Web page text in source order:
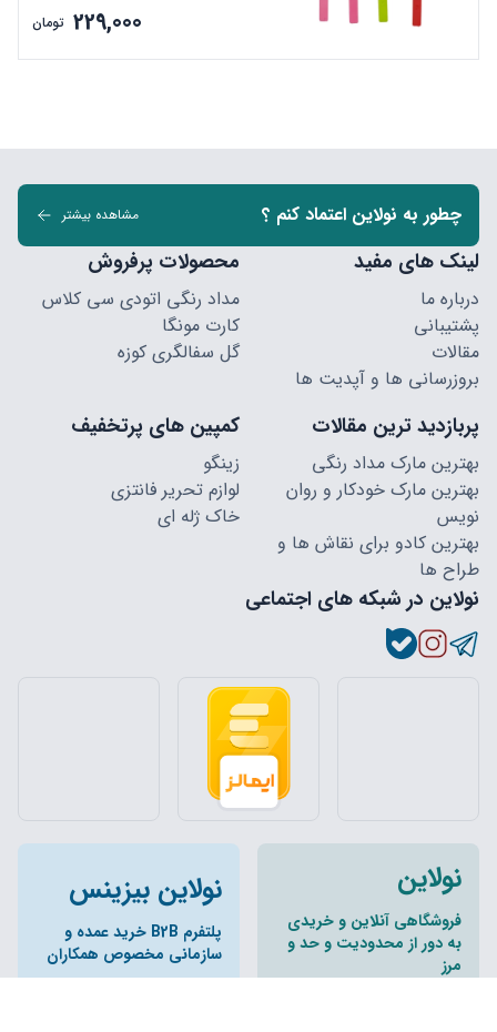
229,000 تومان
چطور به نولاین اعتماد کنم ؟ مشاهده بیشتر
لینک های مفید
درباره ما
پشتیبانی
مقالات
بروزرسانی ها و آپدیت ها
محصولات پرفروش
مداد رنگی اتودی سی کلاس
کارت مونگا
گل سفالگری کوزه
پربازدید ترین مقالات
بهترین مارک مداد رنگی
بهترین مارک خودکار و روان
نویس
بهترین کادو برای نقاش ها و
طراح ها
کمپین های پرتخفیف
زینگو
لوازم تحریر فانتزی
خاک ژله ای
نولاین در شبکه های اجتماعی
نولاین
فروشگاهی آنلاین و خریدی
به دور از محدودیت و حد و
مرز
نولاین بیزینس
پلتفرم B2B خرید عمده و
سازمانی مخصوص همکاران